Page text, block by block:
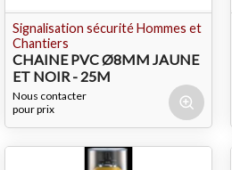
Signalisation sécurité Hommes et
Chantiers
CHAINE PVC Ø8MM JAUNE
ET NOIR - 25M
Nous contacter
pour prix